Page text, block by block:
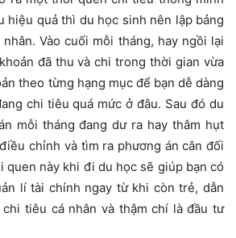
hiệu quả thì du học sinh nên lập bảng
Vào cuối mỗi tháng, hay ngồi lại
đã thu và chi trong thời gian vừa
theo từng hạng mục để bạn dễ dàng
chi tiêu quá mức ở đâu. Sau đó du
mỗi tháng đang dư ra hay thâm hụt
chỉnh và tìm ra phương án cân đối
quen này khi đi du học sẽ giúp bạn có
lí tài chính ngay từ khi còn trẻ, dẫn
tiêu cá nhân và thậm chí là đầu tư